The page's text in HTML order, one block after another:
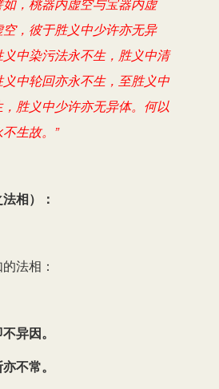
，彼于胜义中少许亦无异
中染污法永不生，胜义中清
中轮回亦永不生，至胜义中
胜义中少许亦无异体。何以
生故。”
相）：
法相：
异因。
不常。